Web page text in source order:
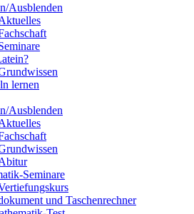
Ausblenden
lernen
Ausblenden
Seminare
und Taschenrechner